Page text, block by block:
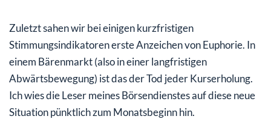
Zuletzt sahen wir bei einigen kurzfristigen
Stimmungsindikatoren erste Anzeichen von Euphorie. In
einem Bärenmarkt (also in einer langfristigen
Abwärtsbewegung) ist das der Tod jeder Kurserholung.
Ich wies die Leser meines Börsendienstes auf diese neue
Situation pünktlich zum Monatsbeginn hin.